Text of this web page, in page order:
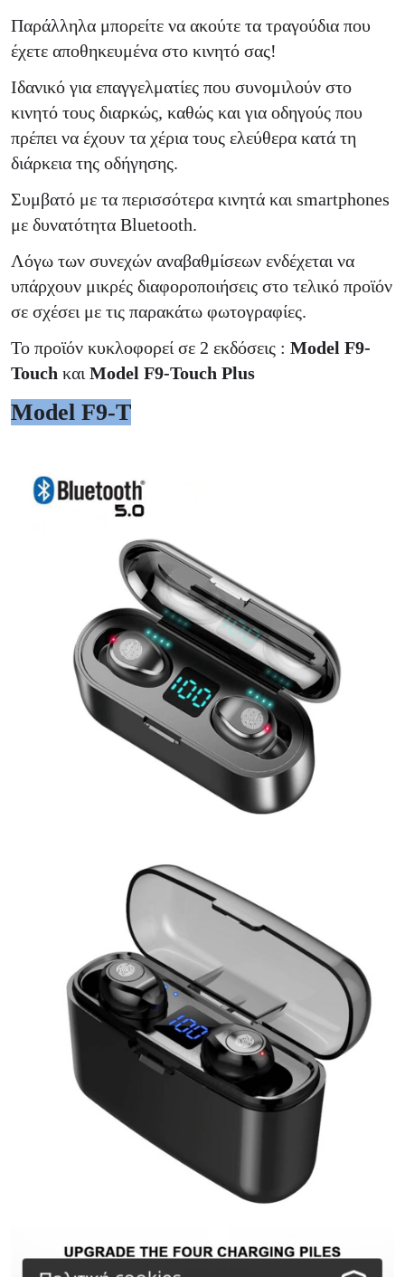
Παράλληλα μπορείτε να ακούτε τα τραγούδια που
έχετε αποθηκευμένα στο κινητό σας!
Ιδανικό για επαγγελματίες που συνομιλούν στο
κινητό τους διαρκώς, καθώς και για οδηγούς που
πρέπει να έχουν τα χέρια τους ελεύθερα κατά τη
διάρκεια της οδήγησης.
Συμβατό με τα περισσότερα κινητά και smartphones
με δυνατότητα Bluetooth.
Λόγω των συνεχών αναβαθμίσεων ενδέχεται να
υπάρχουν μικρές διαφοροποιήσεις στο τελικό προϊόν
σε σχέσει με τις παρακάτω φωτογραφίες.
Το προϊόν κυκλοφορεί σε 2 εκδόσεις : Model F9-
Touch και Model F9-Touch Plus
Model F9-T